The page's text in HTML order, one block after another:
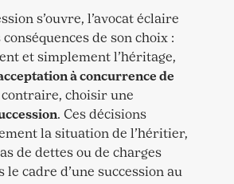
s’ouvre, l’avocat éclaire
de son choix :
et simplement l’héritage,
à concurrence de
choisir une
. Ces décisions
la situation de l’héritier,
de dettes ou de charges
le cadre d’une succession au